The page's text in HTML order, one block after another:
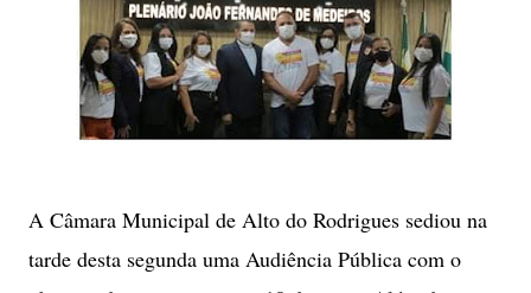
A Câmara Municipal de Alto do Rodrigues sediou na
tarde desta segunda uma Audiência Pública com o